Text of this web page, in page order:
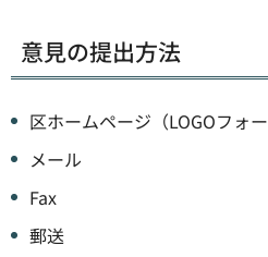
意見の提出方法
区ホームページ（LOGOフォー
メール
Fax
郵送